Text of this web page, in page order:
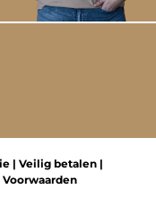
| Veilig betalen |